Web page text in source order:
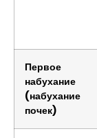
Первое
набухание
(набухание
почек)